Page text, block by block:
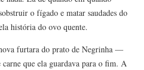
o fígado e matar saudades do
história do ovo quente.
furtara do prato de Negrinha —
que ela guardava para o fim. A